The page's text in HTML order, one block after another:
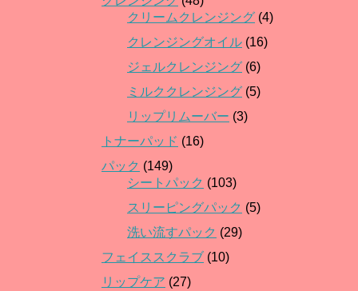
クリームクレンジング (4)
クレンジングオイル (16)
ジェルクレンジング (6)
ミルククレンジング (5)
リップリムーバー (3)
トナーパッド (16)
パック (149)
シートパック (103)
スリーピングパック (5)
洗い流すパック (29)
フェイススクラブ (10)
リップケア (27)